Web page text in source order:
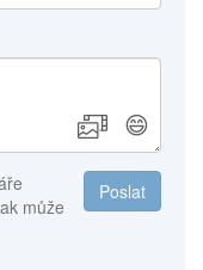
😄
Poslat
může